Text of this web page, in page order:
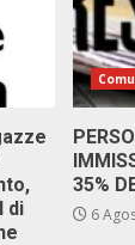
di
35%
6